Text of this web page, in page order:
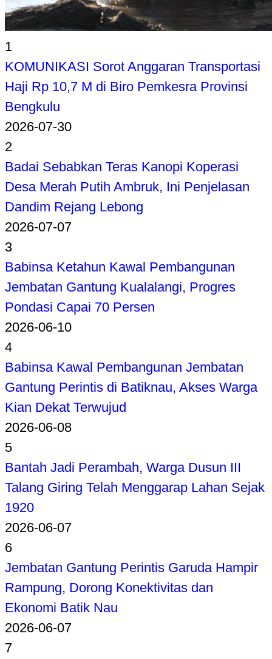
1
KOMUNIKASI Sorot Anggaran Transportasi
Haji Rp 10,7 M di Biro Pemkesra Provinsi
Bengkulu
2026-07-30
2
Badai Sebabkan Teras Kanopi Koperasi
Desa Merah Putih Ambruk, Ini Penjelasan
Dandim Rejang Lebong
2026-07-07
3
Babinsa Ketahun Kawal Pembangunan
Jembatan Gantung Kualalangi, Progres
Pondasi Capai 70 Persen
2026-06-10
4
Babinsa Kawal Pembangunan Jembatan
Gantung Perintis di Batiknau, Akses Warga
Kian Dekat Terwujud
2026-06-08
5
Bantah Jadi Perambah, Warga Dusun III
Talang Giring Telah Menggarap Lahan Sejak
1920
2026-06-07
6
Jembatan Gantung Perintis Garuda Hampir
Rampung, Dorong Konektivitas dan
Ekonomi Batik Nau
2026-06-07
7